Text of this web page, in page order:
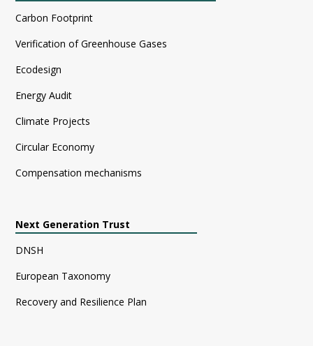
Carbon Footprint
Verification of Greenhouse Gases
Ecodesign
Energy Audit
Climate Projects
Circular Economy
Compensation mechanisms
Next Generation Trust
DNSH
European Taxonomy
Recovery and Resilience Plan